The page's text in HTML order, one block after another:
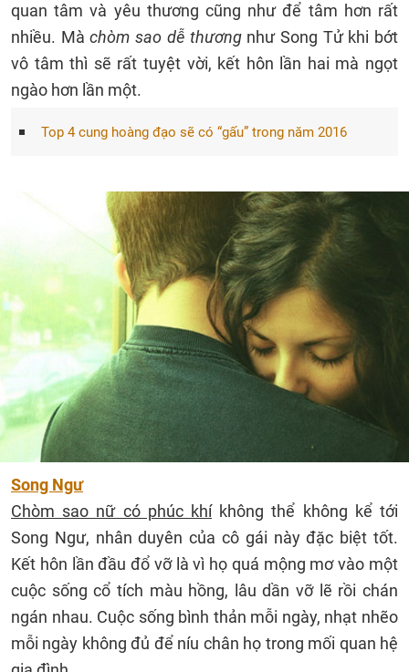
quan tâm và yêu thương cũng như để tâm hơn rất
nhiều. Màchòm sao dễ thươngnhư Song Tử khi bớt
vô tâm thì sẽ rất tuyệt vời, kết hôn lần hai mà ngọt
ngào hơn lần một.
Top 4 cung hoàng đạo sẽ có “gấu” trong năm 2016
Song Ngư
Chòm sao nữ có phúc khíkhông thể không kể tới
Song Ngư, nhân duyên của cô gái này đặc biệt tốt.
Kết hôn lần đầu đổ vỡ là vì họ quá mộng mơ vào một
cuộc sống cổ tích màu hồng, lâu dần vỡ lẽ rồi chán
ngán nhau. Cuộc sống bình thản mỗi ngày, nhạt nhẽo
mỗi ngày không đủ để níu chân họ trong mối quan hệ